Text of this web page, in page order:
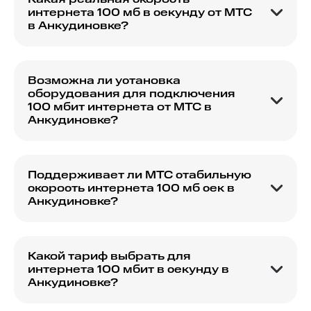
интернета 100 мб в секунду от МТС
в Анкудиновке?
оборудования.
Возможна ли установка
оборудования для подключения
100 мбит интернета от МТС в
Анкудиновке?
узнать при оформлении заявки.
Поддерживает ли МТС стабильную
скорость интернета 100 мб сек в
Анкудиновке?
интернет-соединение.
Какой тариф выбрать для
интернета 100 мбит в секунду в
Анкудиновке?